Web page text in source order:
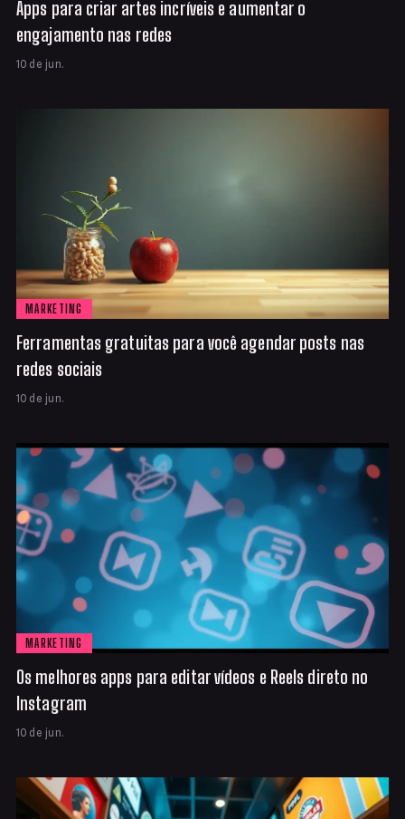
Apps para criar artes incríveis e aumentar o
engajamento nas redes
10 de jun.
MARKETING
Ferramentas gratuitas para você agendar posts nas
redes sociais
10 de jun.
MARKETING
Os melhores apps para editar vídeos e Reels direto no
Instagram
10 de jun.